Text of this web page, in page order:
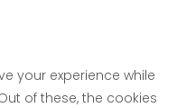
your experience while
of these, the cookies